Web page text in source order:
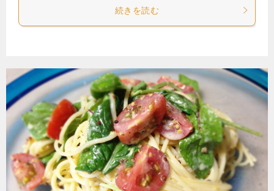
続きを読む